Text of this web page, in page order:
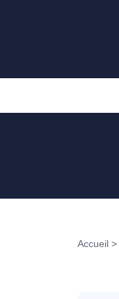
Accueil >